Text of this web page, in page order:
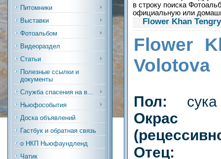
Питомники
Выставки
Фотоальбом
Видеораздел
Статьи
Полезные ссылки и
документы
Служба спасения на в...
Ньюфособытия
Доска объявлений
Гастбук и обратная связь
о НКП Ньюфаундленд
Чатик
в строку поиска
официальную или
Flower Khan
Flower
Volotova
Пол: сука
Окрас